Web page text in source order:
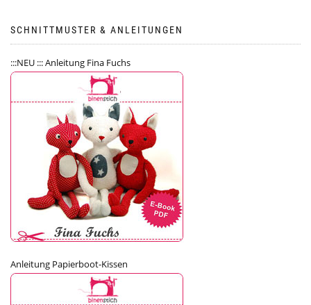
SCHNITTMUSTER & ANLEITUNGEN
:::NEU ::: Anleitung Fina Fuchs
Anleitung Papierboot-Kissen